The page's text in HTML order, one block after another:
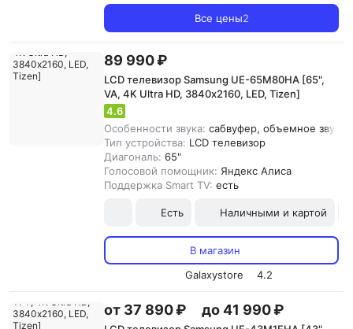
Все цены2
89 990 ₽
LCD телевизор Samsung UE-65M80HA [65",
VA, 4K Ultra HD, 3840х2160, LED, Tizen]
4.6
Особенности звука: сабвуфер, объемное
Тип устройства: LCD телевизор
Диагональ: 65"
Голосовой помощник: Яндекс Алиса
Поддержка Smart TV: есть
Есть Наличными и картой
В магазин
Galaxystore
4.2
от 37 890 ₽ до 41 990 ₽